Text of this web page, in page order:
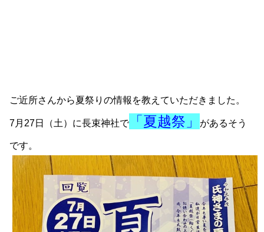
ご近所さんから夏祭りの情報を教えていただきました。
7月27日（土）に長束神社で 「夏越祭」 があるそう
です。